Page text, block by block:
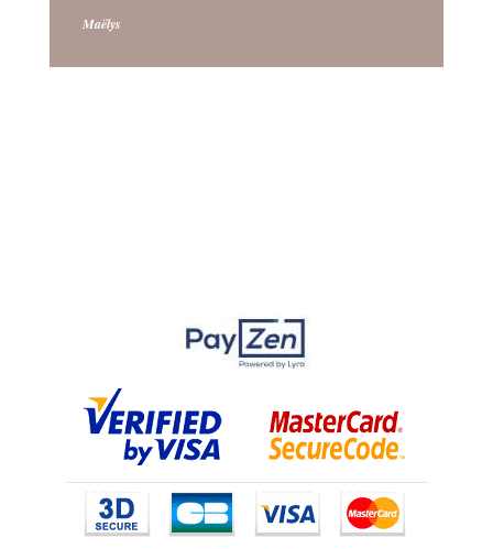
Maëlys